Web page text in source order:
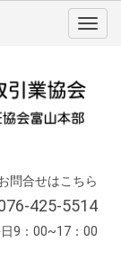
問合せはこちら
425-5514
9：00~17：00